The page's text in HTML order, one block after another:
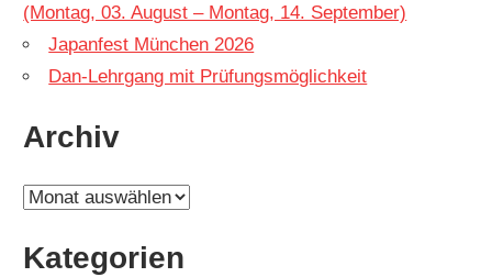
(Montag, 03. August – Montag, 14. September)
Japanfest München 2026
Dan-Lehrgang mit Prüfungsmöglichkeit
Archiv
Archiv
Kategorien